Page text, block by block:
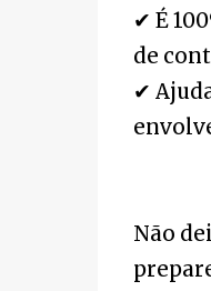
✔ É
de
✔
Não